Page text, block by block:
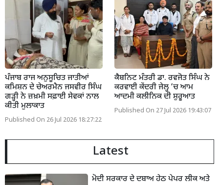
ਪੰਜਾਬ ਰਾਜ ਅਨੁਸੂਚਿਤ ਜਾਤੀਆਂ
ਕਮਿਸ਼ਨ ਦੇ ਚੇਅਰਮੈਨ ਜਸਵੀਰ ਸਿੰਘ
ਗੜ੍ਹੀ ਨੇ ਜ਼ਖ਼ਮੀ ਸਫ਼ਾਈ ਸੇਵਕਾਂ ਨਾਲ
ਕੀਤੀ ਮੁਲਾਕਾਤ
Published On 26 Jul 2026 18:27:22
ਕੈਬਨਿਟ ਮੰਤਰੀ ਡਾ. ਰਵਜੋਤ ਸਿੰਘ ਨੇ
ਕਰਵਾਈ ਕੇਂਦਰੀ ਜੇਲ੍ਹ ’ਚ ਆਮ
ਆਦਮੀ ਕਲੀਨਿਕ ਦੀ ਸ਼ੁਰੂਆਤ
Published On 27 Jul 2026 19:43:07
Latest
ਮੋਦੀ ਸਰਕਾਰ ਦੇ ਦਬਾਅ ਹੇਠ ਪੇਪਰ ਲੀਕ ਅਤੇ